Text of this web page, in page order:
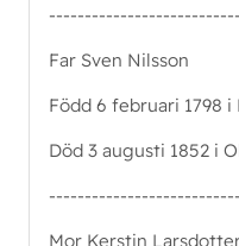
Far Sven Nilsson
Född 6 februari 1798
Död 3 augusti 1852 i
Mor Kerstin